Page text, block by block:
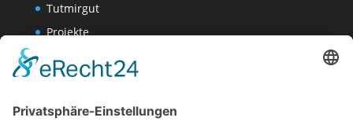
Tutmirgut
Projekte
Wissenschaften-AG
Datenschutzerklärung